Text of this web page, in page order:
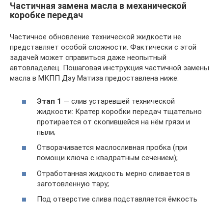
Частичная замена масла в механической
коробке передач
Частичное обновление технической жидкости не
представляет особой сложности. Фактически с этой
задачей может справиться даже неопытный
автовладелец. Пошаговая инструкция частичной замены
масла в МКПП Дэу Матиза предоставлена ниже:
Этап 1 — слив устаревшей технической
жидкости: Кратер коробки передач тщательно
протирается от скопившейся на нём грязи и
пыли;
Отворачивается маслосливная пробка (при
помощи ключа с квадратным сечением);
Отработанная жидкость мерно сливается в
заготовленную тару;
Под отверстие слива подставляется ёмкость